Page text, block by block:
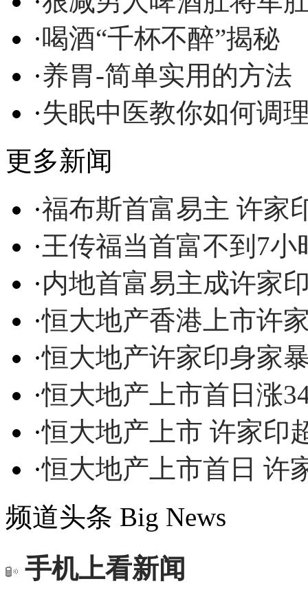
·喝酒“千杯不醉”揭秘
·养胃-简单实用的方法
·失眠中医教你如何调
更多新闻
·福布斯首富易主 许家
·王传福当首富不到7
·内地首富易主成许家
·恒大地产香港上市许
·恒大地产许家印身家
·恒大地产上市首日涨
·恒大地产上市 许家印
·恒大地产上市首日 许
频道头条 Big News
手机上看新闻